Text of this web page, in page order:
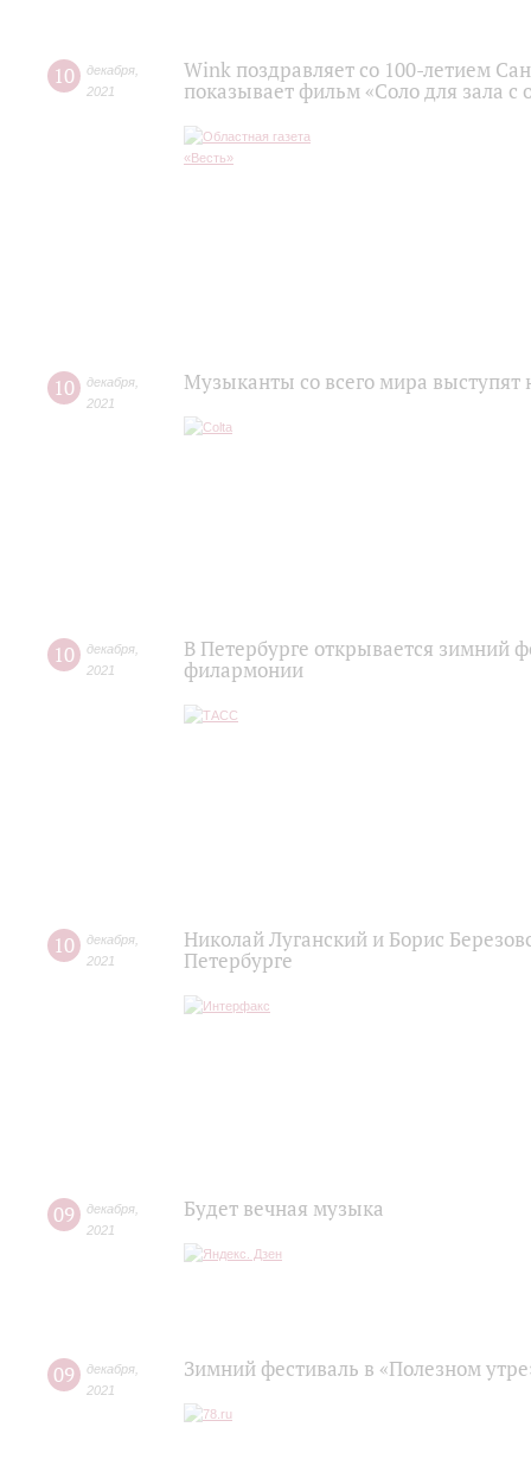
10 декабря
2021
Wink поздравляет со 100-летием
показывает фильм «Соло для зала с
10 декабря
2021
Музыканты со всего мира выступят
10 декабря
2021
В Петербурге открывается зимний
филармонии
10 декабря
2021
Николай Луганский и Борис
Петербурге
09 декабря
2021
Будет вечная музыка
09 декабря
2021
Зимний фестиваль в «Полезном